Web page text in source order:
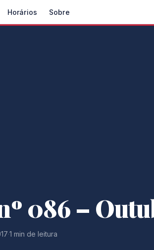
Horários Sobre
086 –
·1 min de leitura